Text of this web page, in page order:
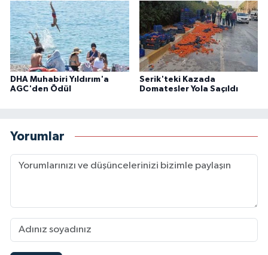
DHA Muhabiri Yıldırım'a
AGC'den Ödül
Serik'teki Kazada
Domatesler Yola Saçıldı
Yorumlar